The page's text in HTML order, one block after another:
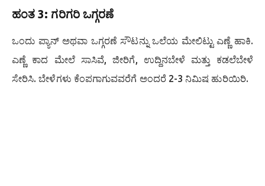
ಹಂತ 3: ಗರಿಗರಿ ಒಗ್ಗರಣೆ
ಒಂದು ಪ್ಯಾನ್ ಅಥವಾ ಒಗ್ಗರಣೆ ಸೌಟನ್ನು ಒಲೆಯ ಮೇಲಿಟ್ಟು ಎಣ್ಣೆ ಹಾಕಿ.
ಎಣ್ಣೆ ಕಾದ ಮೇಲೆ ಸಾಸಿವೆ, ಜೀರಿಗೆ, ಉದ್ದಿನಬೇಳೆ ಮತ್ತು ಕಡಲೆಬೇಳೆ
ಸೇರಿಸಿ. ಬೇಳೆಗಳು ಕೆಂಪಗಾಗುವವರೆಗೆ ಅಂದರೆ 2-3 ನಿಮಿಷ ಹುರಿಯಿರಿ.